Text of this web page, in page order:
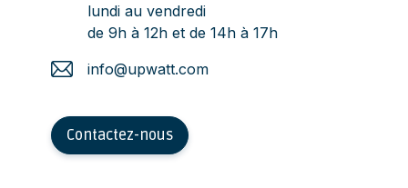
lundi au vendredi
de 9h à 12h et de 14h à 17h
info@upwatt.com
Contactez-nous